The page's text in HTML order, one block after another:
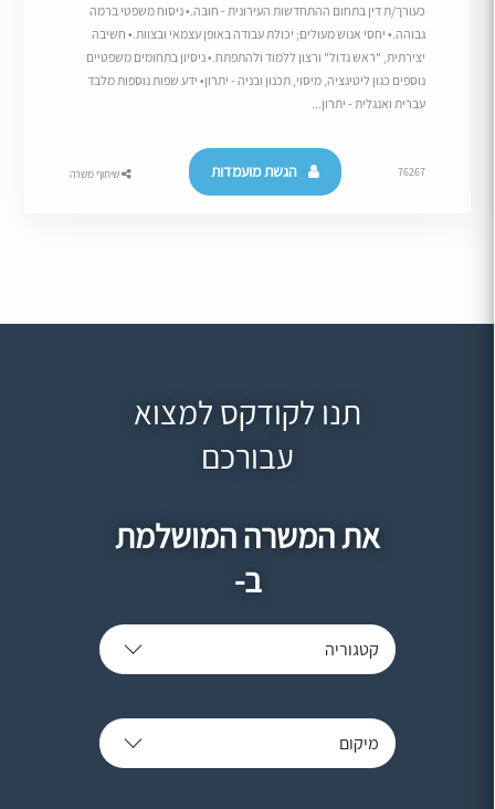
כעורך/ת דין בתחום ההתחדשות העירונית - חובה.• ניסוח משפטי ברמה
גבוהה.• יחסי אנוש מעולים; יכולת עבודה באופן עצמאי ובצוות.• חשיבה
יצירתית, "ראש גדול" ורצון ללמוד ולהתפתח.• ניסיון בתחומים משפטיים
נוספים כגון ליטיגציה, מיסוי, תכנון ובניה - יתרון• ידע שפות נוספות מלבד
עברית ואנגלית - יתרון...
76267 הגשת מועמדות שיתוף משרה
תנו לקודקס למצוא
עבורכם
את המשרה המושלמת
ב-
קטגוריה
מיקום